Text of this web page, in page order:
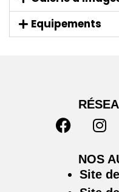
Equipements
NOS
Site